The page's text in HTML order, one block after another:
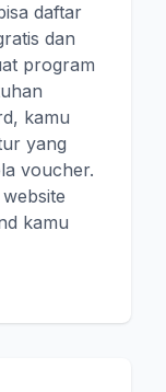
daftar
dan
program
kamu
yang
voucher.
kamu